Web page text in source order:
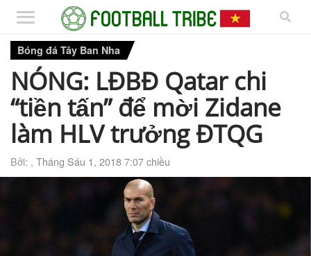
Bóng đá Tây Ban Nha
NÓNG: LĐBĐ Qatar chi
“tiền tấn” để mời Zidane
làm HLV trưởng ĐTQG
Bởi: , Tháng Sáu 1, 2018 7:07 chiều